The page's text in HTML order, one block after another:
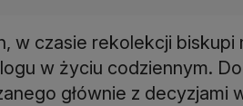
w czasie rekolekcji biskupi
w życiu codziennym.
głównie z decyzjami